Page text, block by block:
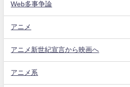
Web多事争論
アニメ
アニメ新世紀宣言から映画へ
アニメ系